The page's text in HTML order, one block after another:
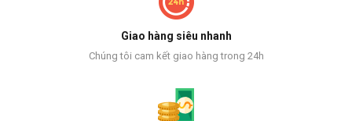
Giao hàng siêu nhanh
Chúng tôi cam kết giao hàng trong 24h